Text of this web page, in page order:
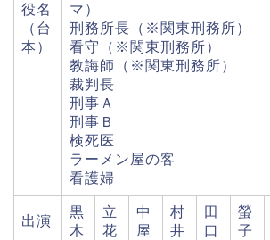
役名
（台
本）
マ）
刑務所長（※関東刑務所）
看守（※関東刑務所）
教誨師（※関東刑務所）
裁判長
刑事Ａ
刑事Ｂ
検死医
ラーメン屋の客
看護婦
出演
黒
木
立
花
中
屋
村
井
田
口
螢
子